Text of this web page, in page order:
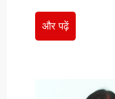
और पढ़ेंऔर
पढ़ें